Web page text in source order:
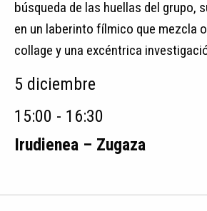
búsqueda de las huellas del grupo,
en un laberinto fílmico que mezcla
collage y una excéntrica
5 diciembre
15:00 - 16:30
Irudienea – Zugaza